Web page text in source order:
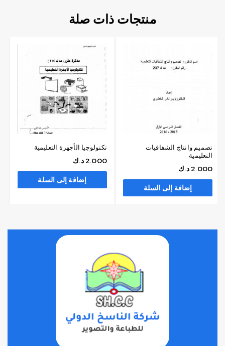
منتجات ذات صلة
تصميم وانتاج الشفافيات
التعليمية
2.000 د.ك
إضافة إلى السلة
تكنولوجيا الأجهزة التعليمية
2.000 د.ك
إضافة إلى السلة